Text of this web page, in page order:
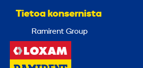
Tietoa konsernista
Ramirent Group